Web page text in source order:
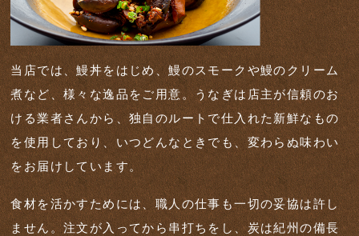
当店では、鰻丼をはじめ、鰻のスモークや鰻のクリーム
煮など、様々な逸品をご用意。うなぎは店主が信頼のお
ける業者さんから、独自のルートで仕入れた新鮮なもの
を使用しており、いつどんなときでも、変わらぬ味わい
をお届けしています。
食材を活かすためには、職人の仕事も一切の妥協は許し
ません。注文が入ってから串打ちをし、炭は紀州の備長